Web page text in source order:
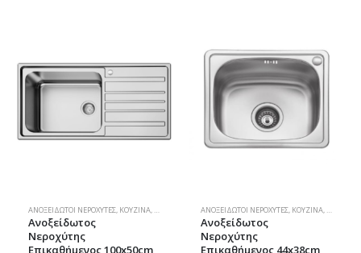
ΑΝΟΞΕΊΔΩΤΟΙ ΝΕΡΟΧΎΤΕΣ, ΚΟΥΖΊΝΑ, ΝΕΡΟΧΎΤΕΣ
Ανοξείδωτος
Νεροχύτης
Επικαθήμενος 100x50cm
ΑΝΟΞΕΊΔΩΤΟΙ ΝΕΡΟΧΎΤΕΣ, ΚΟΥΖΊΝΑ,
Ανοξείδωτος
Νεροχύτης
Επικαθήμενος 44x38cm